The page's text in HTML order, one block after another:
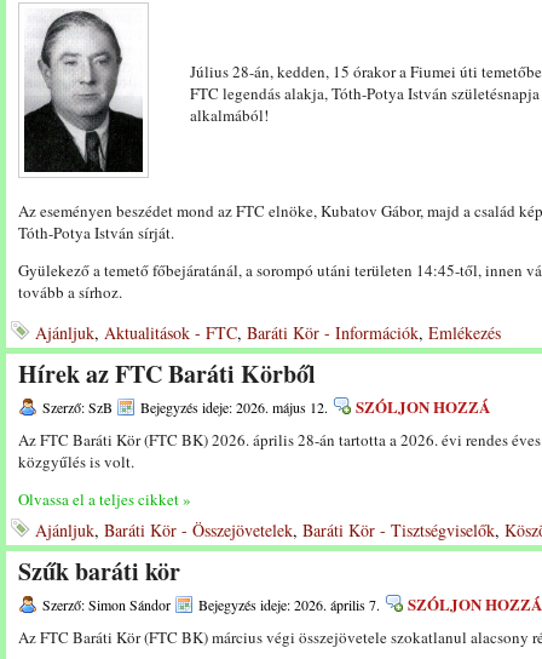
Július 28-án, kedden, 15 órakor a Fiumei úti
FTC legendás alakja, Tóth-Potya István
alkalmából!
Az eseményen beszédet mond az FTC elnöke, Kubatov Gábor, majd a család
Tóth-Potya István sírját.
Gyülekező a temető főbejáratánál, a sorompó utáni területen 14:45-től, innen
tovább a sírhoz.
Ajánljuk, Aktualitások - FTC, Baráti Kör - Információk, Emlékezés
Hírek az FTC Baráti Körből
Szerző: SzB Bejegyzés ideje: 2026. május 12. SZÓLJON HOZZÁ
Az FTC Baráti Kör (FTC BK) 2026. április 28-án tartotta a 2026. évi rendes
közgyűlés is volt.
Olvassa el a teljes cikket »
Ajánljuk, Baráti Kör - Összejövetelek, Baráti Kör - Tisztségviselők,
Szűk baráti kör
Szerző: Simon Sándor Bejegyzés ideje: 2026. április 7. SZÓLJON HOZZÁ
Az FTC Baráti Kör (FTC BK) március végi összejövetele szokatlanul alacsony